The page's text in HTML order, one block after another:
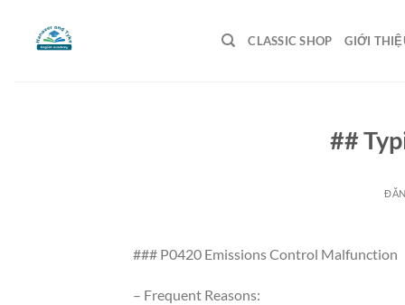
CLASSIC SHOP GIỚI
##
### P0420 Emissions Control Malfunction
– Frequent Reasons: